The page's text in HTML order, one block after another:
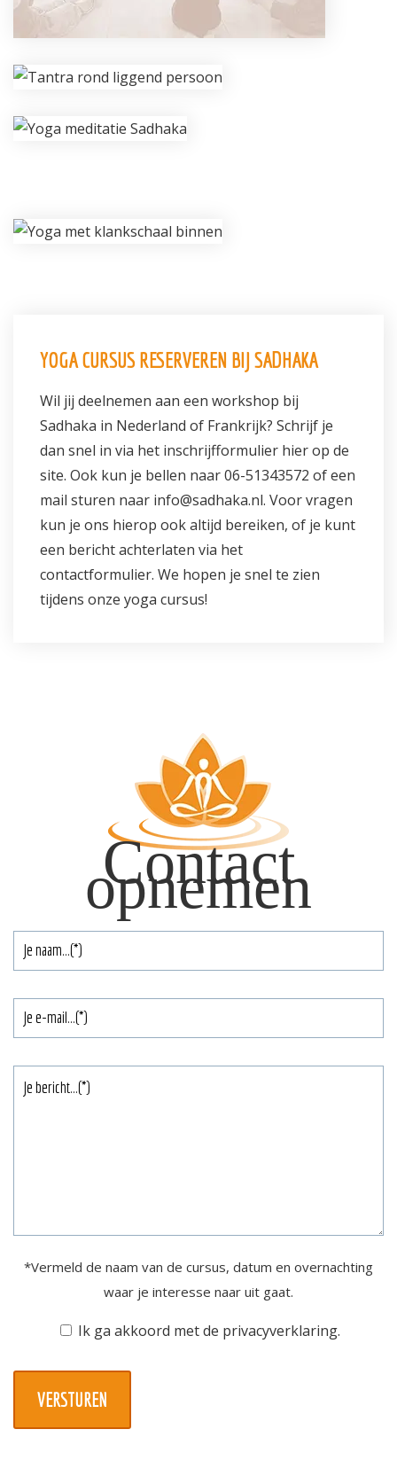
YOGA CURSUS RESERVEREN BIJ SADHAKA
Wil jij deelnemen aan een workshop bij
Sadhaka in Nederland of Frankrijk? Schrijf je
dan snel in via het inschrijfformulier hier op de
site. Ook kun je bellen naar06-51343572 of een
mail sturen naar info@sadhaka.nl. Voor vragen
kun je ons hierop ook altijd bereiken, of je kunt
een bericht achterlaten via het
contactformulier. We hopen je snel te zien
tijdens onze yoga cursus!
Contact
opnemen
naam
mailadres
*Vermeld de naam van de cursus, datum en overnachting
waar je interesse naar uit gaat.
Toestemming
Ik ga akkoord met de privacyverklaring.